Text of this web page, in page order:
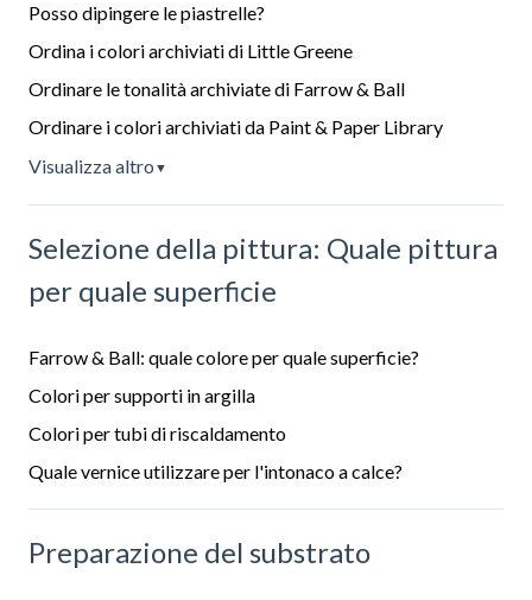
Posso dipingere le piastrelle?
Ordina i colori archiviati di Little Greene
Ordinare le tonalità archiviate di Farrow & Ball
Ordinare i colori archiviati da Paint & Paper Library
Visualizza altro ▼
Selezione della pittura: Quale pittura
per quale superficie
Farrow & Ball: quale colore per quale superficie?
Colori per supporti in argilla
Colori per tubi di riscaldamento
Quale vernice utilizzare per l'intonaco a calce?
Preparazione del substrato